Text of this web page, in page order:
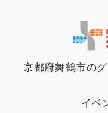
京都府舞鶴市の
イベ